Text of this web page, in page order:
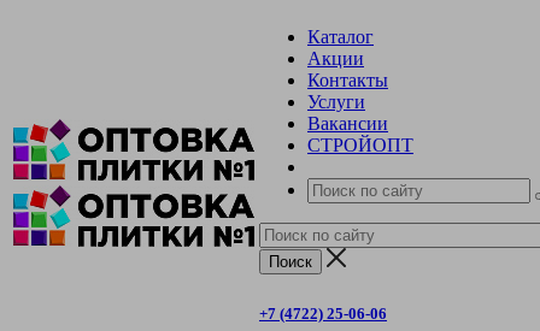
Каталог
Акции
Контакты
Услуги
Вакансии
СТРОЙОПТ
+7 (4722) 25-06-06